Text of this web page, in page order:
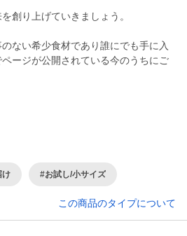
創り上げていきましょう。
ない希少食材であり誰にでも手に入
ージが公開されている今のうちにご
け #お試し/小サイズ
この商品のタイプについて